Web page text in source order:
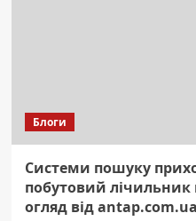
Блоги
Системи пошуку
побутовий лічильник
огляд від antap.com.ua